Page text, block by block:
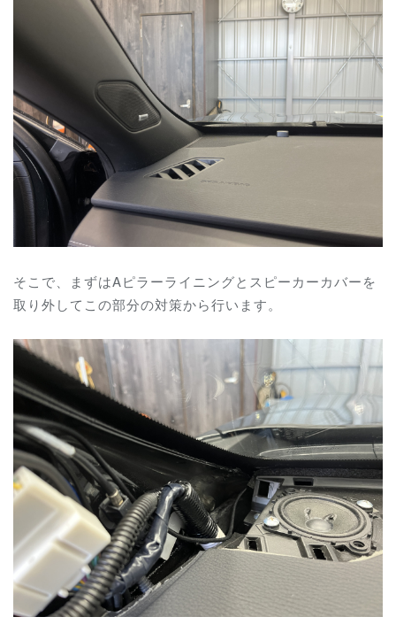
そこで、まずはAピラーライニングとスピーカーカバーを
取り外してこの部分の対策から行います。